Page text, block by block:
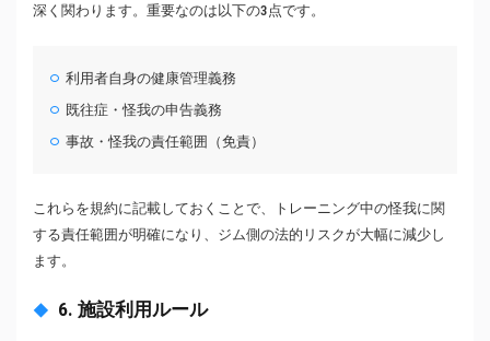
深く関わります。重要なのは以下の3点です。
利用者自身の健康管理義務
既往症・怪我の申告義務
事故・怪我の責任範囲（免責）
これらを規約に記載しておくことで、トレーニング中の怪我に関
する責任範囲が明確になり、ジム側の法的リスクが大幅に減少し
ます。
6. 施設利用ルール